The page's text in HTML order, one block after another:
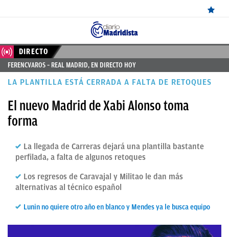
ÚLTIMAS
NOTICIAS
MADRID
BALONCESTO
CANTERA
DIRECTO
FEMENINO
PAPARAZZI
DIRECTO
FERENCVAROS – REAL MADRID, EN DIRECTO HOY
LA PLANTILLA ESTÁ CERRADA A FALTA DE RETOQUES
El nuevo Madrid de Xabi Alonso toma
forma
La llegada de Carreras dejará una plantilla bastante
perfilada, a falta de algunos retoques
Los regresos de Caravajal y Militao le dan más
alternativas al técnico español
Lunin no quiere otro año en blanco y Mendes ya le busca equipo